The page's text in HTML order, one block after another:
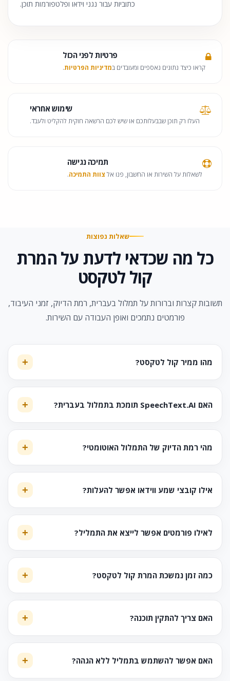
כתוביות עבור נגני וידאו ופלטפורמות תוכן.
פרטיות לפני הכול
קראו כיצד נתונים נאספים ומעובדים במדיניות הפרטיות.
שימוש אחראי
העלו רק תוכן שבבעלותכם או שיש לכם הרשאה חוקית להקליט ולעבד.
תמיכה נגישה
לשאלות על השירות או החשבון, פנו אל צוות התמיכה.
שאלות נפוצות
כל מה שכדאי לדעת על המרת
קול לטקסט
תשובות קצרות וברורות על תמלול בעברית, רמת הדיוק, זמני העיבוד,
פורמטים נתמכים ואופן העבודה עם השירות.
מהו ממיר קול לטקסט?
האם SpeechText.AI תומכת בתמלול בעברית?
מהי רמת הדיוק של התמלול האוטומטי?
אילו קובצי שמע ווידאו אפשר להעלות?
לאילו פורמטים אפשר לייצא את התמליל?
כמה זמן נמשכת המרת קול לטקסט?
האם צריך להתקין תוכנה?
האם אפשר להשתמש בתמליל ללא הגהה?